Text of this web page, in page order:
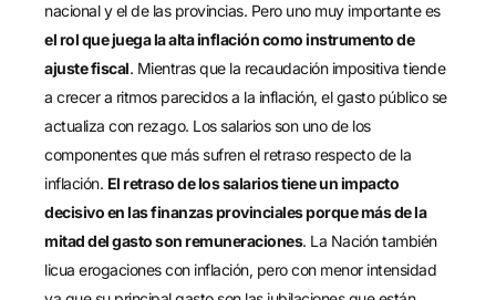
nacional y el de las provincias. Pero uno muy importante es
el rol que juega la alta inflación como instrumento de
ajuste fiscal. Mientras que la recaudación impositiva tiende
a crecer a ritmos parecidos a la inflación, el gasto público se
actualiza con rezago. Los salarios son uno de los
componentes que más sufren el retraso respecto de la
inflación. El retraso de los salarios tiene un impacto
decisivo en las finanzas provinciales porque más de la
mitad del gasto son remuneraciones. La Nación también
licua erogaciones con inflación, pero con menor intensidad